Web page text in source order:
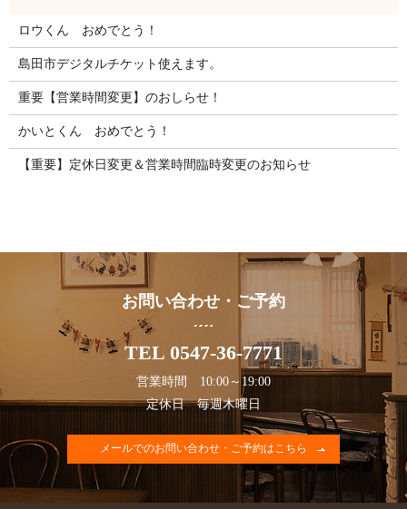
ロウくん おめでとう！
島田市デジタルチケット使えます。
重要【営業時間変更】のおしらせ！
かいとくん おめでとう！
【重要】定休日変更＆営業時間臨時変更のお知らせ
お問い合わせ・ご予約
TEL 0547-36-7771
営業時間 10:00～19:00
定休日 毎週木曜日
メールでのお問い合わせ・ご予約はこちら